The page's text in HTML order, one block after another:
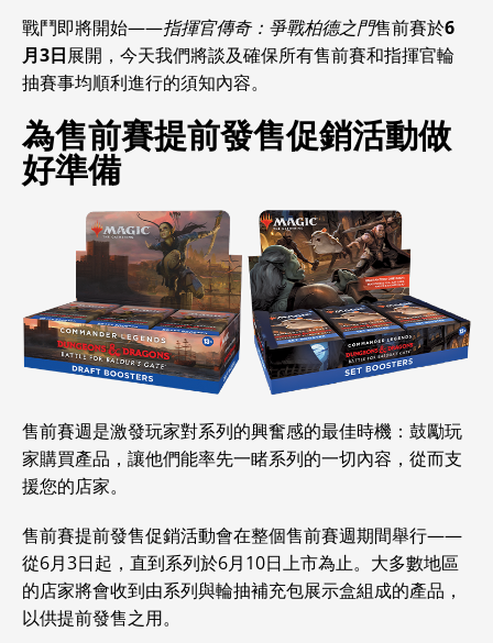
戰鬥即將開始——指揮官傳奇：爭戰柏德之門售前賽於6
月3日展開，今天我們將談及確保所有售前賽和指揮官輪
抽賽事均順利進行的須知內容。
為售前賽提前發售促銷活動做
好準備
售前賽週是激發玩家對系列的興奮感的最佳時機：鼓勵玩
家購買產品，讓他們能率先一睹系列的一切內容，從而支
援您的店家。
售前賽提前發售促銷活動會在整個售前賽週期間舉行——
從6月3日起，直到系列於6月10日上市為止。大多數地區
的店家將會收到由系列與輪抽補充包展示盒組成的產品，
以供提前發售之用。